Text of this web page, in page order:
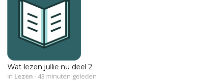
Wat lezen jullie nu deel 2
in Lezen -43 minuten geleden